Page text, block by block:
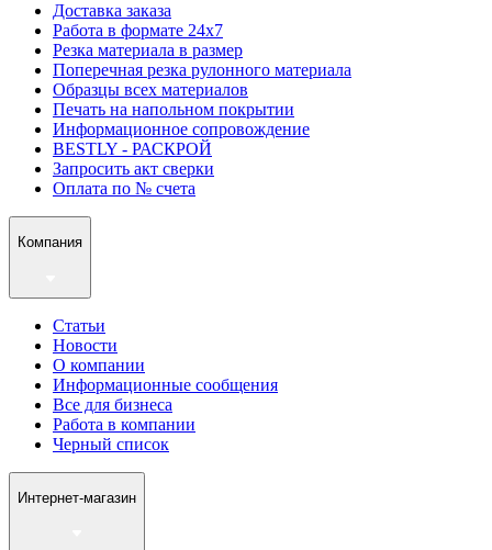
Доставка заказа
Работа в формате 24х7
Резка материала в размер
Поперечная резка рулонного материала
Образцы всех материалов
Печать на напольном покрытии
Информационное сопровождение
BESTLY - РАСКРОЙ
Запросить акт сверки
Оплата по № счета
Компания
Статьи
Новости
О компании
Информационные сообщения
Все для бизнеса
Работа в компании
Черный список
Интернет-магазин